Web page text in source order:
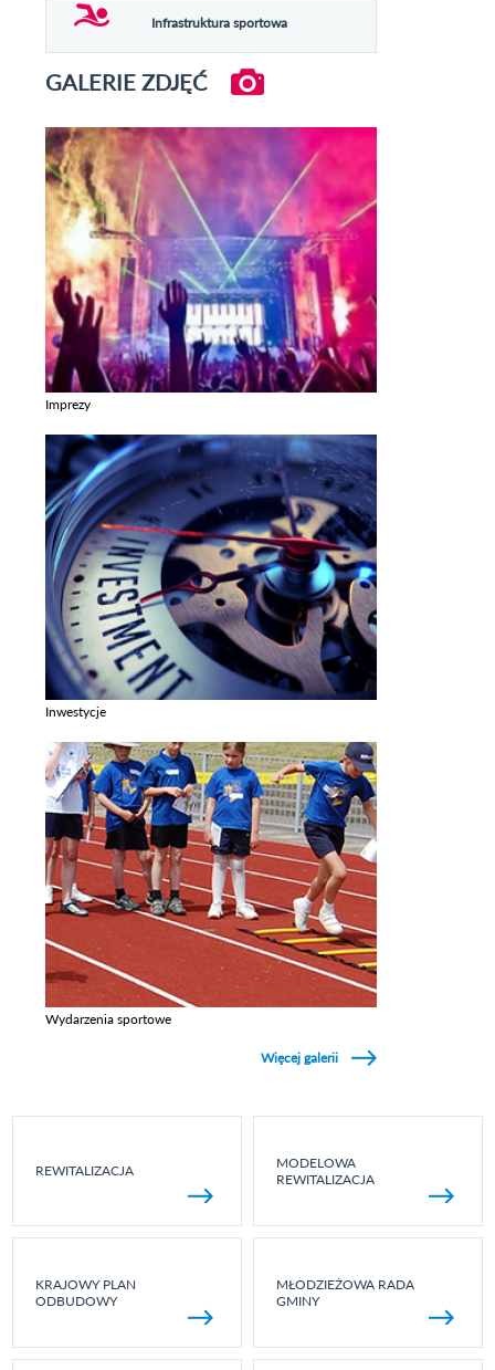
Infrastruktura sportowa
GALERIE ZDJĘĆ
Imprezy
Inwestycje
Wydarzenia sportowe
Więcej galerii
REWITALIZACJA
MODELOWA
REWITALIZACJA
KRAJOWY PLAN
ODBUDOWY
MŁODZIEŻOWA RADA
GMINY